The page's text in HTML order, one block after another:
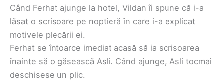
Când Ferhat ajunge la hotel, Vildan îi spune că i-a
lăsat o scrisoare pe noptieră în care i-a explicat
motivele plecării ei.
Ferhat se întoarce imediat acasă să ia scrisoarea
înainte să o găsească Asli. Când ajunge, Asli tocmai
deschisese un plic.